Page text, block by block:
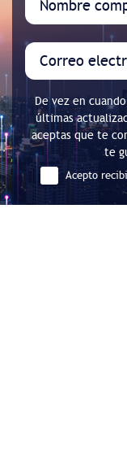
De vez en
últimas
aceptas que te
te
Acepto